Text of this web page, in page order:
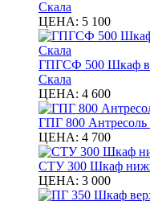
Скала
ЦЕНА: 5 100
ГПГСФ 500 Шкаф
Скала
ЦЕНА: 4 600
ГПГ 800 Антресоль
ЦЕНА: 4 700
СТУ 300 Шкаф
ЦЕНА: 3 000